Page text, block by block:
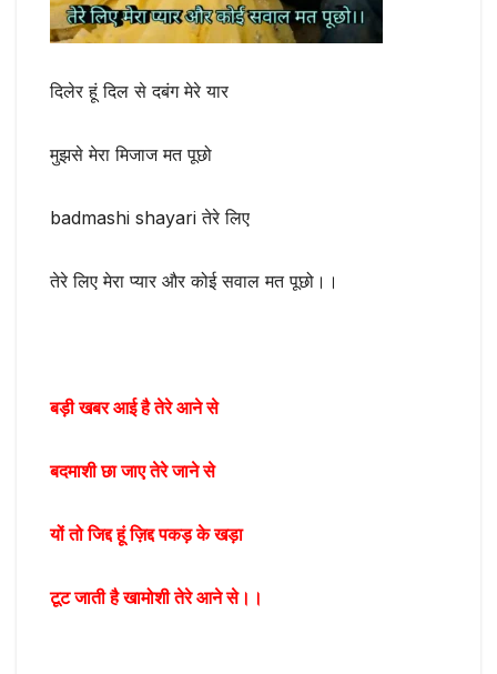
दिलेर हूं दिल से दबंग मेरे यार
मुझसे मेरा मिजाज मत पूछो
badmashi shayari तेरे लिए
तेरे लिए मेरा प्यार और कोई सवाल मत पूछो।।
बड़ी खबर आई है तेरे आने से
बदमाशी छा जाए तेरे जाने से
यों तो जिद्द हूं ज़िद्द पकड़ के खड़ा
टूट जाती है खामोशी तेरे आने से।।